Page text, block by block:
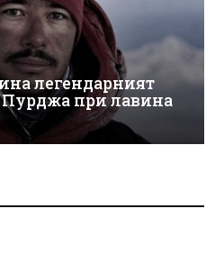
легендарният
при лавина